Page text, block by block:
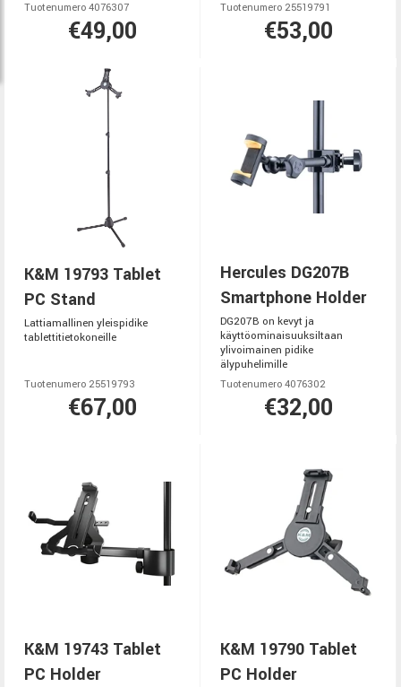
Tuotenumero 4076307
€49,00
Tuotenumero 25519791
€53,00
K&M 19793 Tablet
PC Stand
Lattiamallinen yleispidike
tablettitietokoneille
Tuotenumero 25519793
€67,00
Hercules DG207B
Smartphone Holder
DG207B on kevyt ja
käyttöominaisuuksiltaan
ylivoimainen pidike
älypuhelimille
Tuotenumero 4076302
€32,00
K&M 19743 Tablet
PC Holder
K&M 19790 Tablet
PC Holder